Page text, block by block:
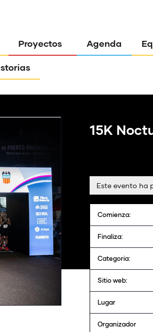
Proyectos Agenda
15K
Este evento ha
Comienza:
Finaliza:
Categoría:
Sitio web:
Lugar
Organizador